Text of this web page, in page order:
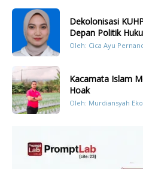
Dekolonisasi
Depan Politik
Indonesia
Oleh: Cica Ayu
Kacamata Islam
Hoak
Oleh: Murdiansyah